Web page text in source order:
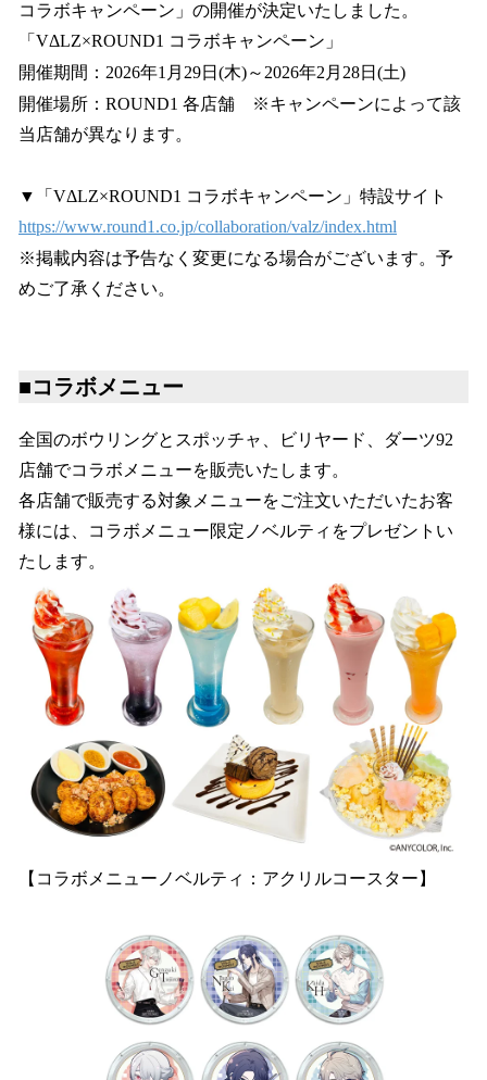
コラボキャンペーン」の開催が決定いたしました。
「VΔLZ×ROUND1 コラボキャンペーン」
開催期間：2026年1月29日(木)～2026年2月28日(土)
開催場所：ROUND1 各店舗 ※キャンペーンによって該
当店舗が異なります。
▼「VΔLZ×ROUND1 コラボキャンペーン」特設サイト
https://www.round1.co.jp/collaboration/valz/index.html
※掲載内容は予告なく変更になる場合がございます。予
めご了承ください。
■コラボメニュー
全国のボウリングとスポッチャ、ビリヤード、ダーツ92
店舗でコラボメニューを販売いたします。
各店舗で販売する対象メニューをご注文いただいたお客
様には、コラボメニュー限定ノベルティをプレゼントい
たします。
【コラボメニューノベルティ：アクリルコースター】